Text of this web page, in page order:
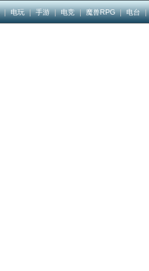
| 电玩 | 手游 | 电竞 | 魔兽RPG | 电台 |